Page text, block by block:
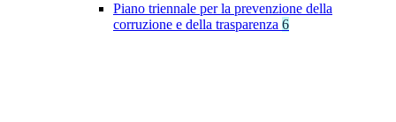
Piano triennale per la prevenzione della
corruzione e della trasparenza 6